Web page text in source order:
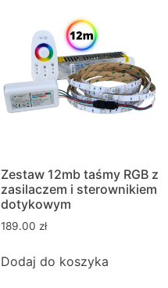
Zestaw 12mb taśmy RGB z
zasilaczem i sterownikiem
dotykowym
189.00 zł
Dodaj do koszyka